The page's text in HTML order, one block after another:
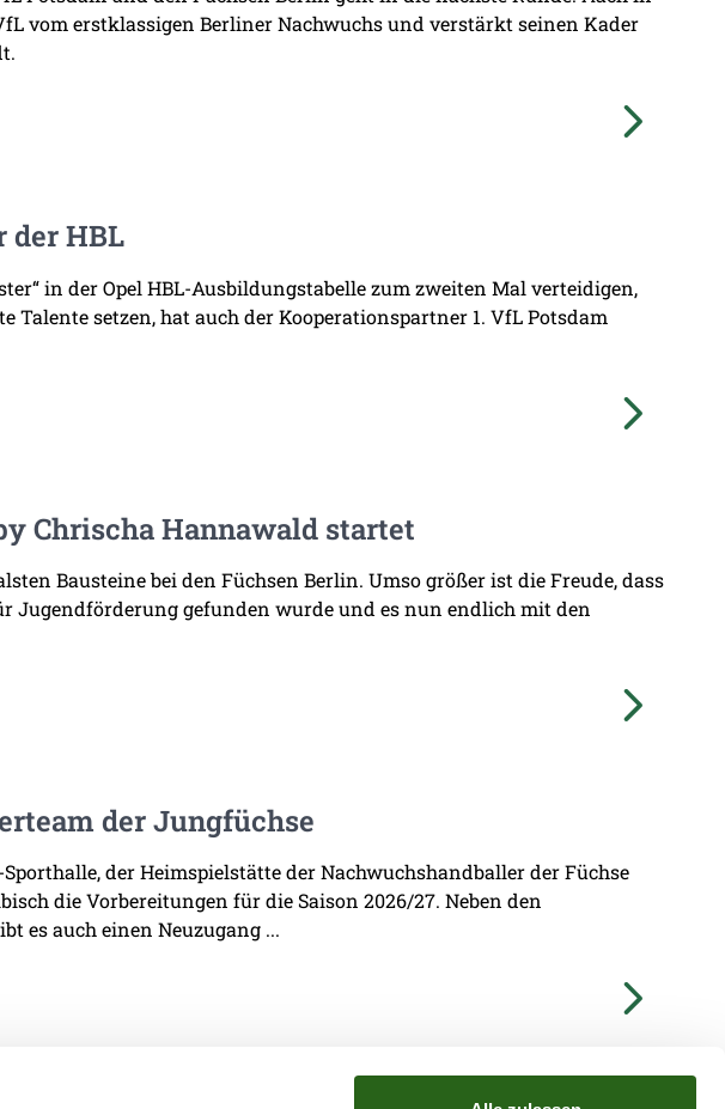
vom erstklassigen Berliner Nachwuchs und verstärkt seinen Kader
der HBL
in der Opel HBL-Ausbildungstabelle zum zweiten Mal verteidigen,
Talente setzen, hat auch der Kooperationspartner 1. VfL Potsdam
Chrischa Hannawald startet
Bausteine bei den Füchsen Berlin. Umso größer ist die Freude, dass
Jugendförderung gefunden wurde und es nun endlich mit den
der Jungfüchse
der Heimspielstätte der Nachwuchshandballer der Füchse
die Vorbereitungen für die Saison 2026/27. Neben den
es auch einen Neuzugang ...